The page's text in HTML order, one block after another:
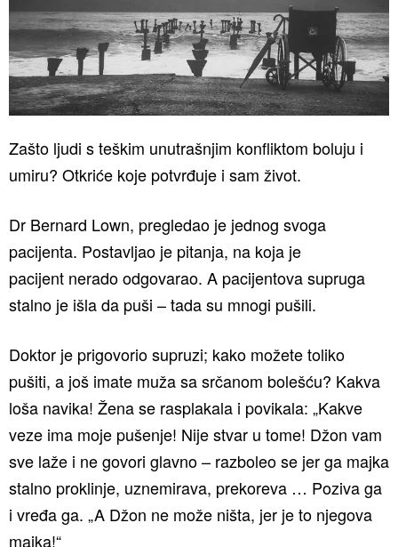
Zašto ljudi s teškim unutrašnjim konfliktom boluju i
umiru? Otkriće koje potvrđuje i sam život.
Dr Bernard Lown, pregledao je jednog svoga
pacijenta. Postavljao je pitanja, na koja je
pacijent nerado odgovarao. A pacijentova supruga
stalno je išla da puši – tada su mnogi pušili.
Doktor je prigovorio supruzi; kako možete toliko
pušiti, a još imate muža sa srčanom bolešću? Kakva
loša navika! Žena se rasplakala i povikala: „Kakve
veze ima moje pušenje! Nije stvar u tome! Džon vam
sve laže i ne govori glavno – razboleo se jer ga majka
stalno proklinje, uznemirava, prekoreva … Poziva ga
i vređa ga. „A Džon ne može ništa, jer je to njegova
majka!“